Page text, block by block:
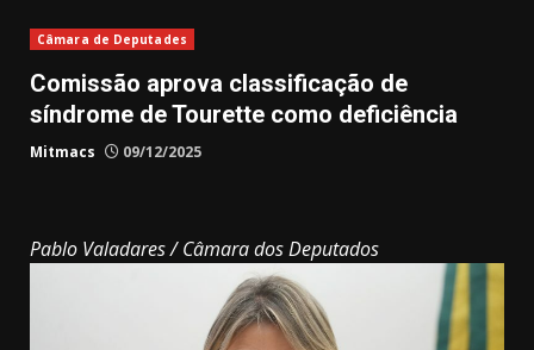
Câmara de Deputades
Comissão aprova classificação de
síndrome de Tourette como deficiência
Mitmacs 09/12/2025
Pablo Valadares / Câmara dos Deputados